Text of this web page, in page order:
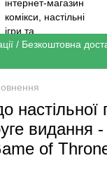
/ Безкоштовна
настільної
видання
of